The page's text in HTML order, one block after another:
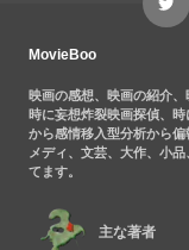
MovieBoo
映画の感想、映画の紹介、
時に妄想炸裂映画探偵、
から感情移入型分析から
メディ、文芸、大作、小
てます。
主な著者